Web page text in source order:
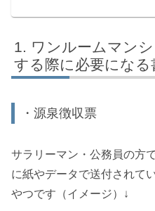
ワンルームマン
する際に必要になる
・源泉徴収票
サラリーマン・公務員の方
に紙やデータで送付されて
やつです（イメージ）↓